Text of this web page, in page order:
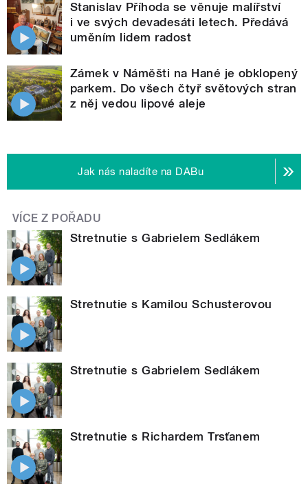
Stanislav Příhoda se věnuje malířství
i ve svých devadesáti letech. Předává
uměním lidem radost
Zámek v Náměšti na Hané je obklopený
parkem. Do všech čtyř světových stran
z něj vedou lipové aleje
Jak nás naladíte na DABu
VÍCE Z POŘADU
Stretnutie s Gabrielem Sedlákem
Stretnutie s Kamilou Schusterovou
Stretnutie s Gabrielem Sedlákem
Stretnutie s Richardem Trsťanem